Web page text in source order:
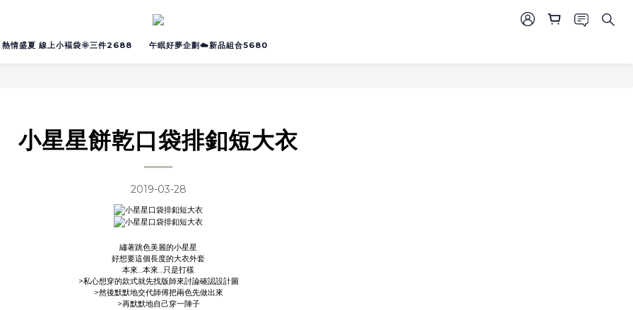
熱情盛夏 線上小褔袋🌞三件2688 午眠好夢企劃☁️新品組合5680
小星星餅乾口袋排釦短大衣
2019-03-28
繡著跳色美麗的小星星
好想要這個長度的大衣外套
本來…本來…只是打樣
>私心想穿的款式就先找版師來討論確認設計圖
>然後默默地交代師傅把兩色先做出來
>再默默地自己穿一陣子